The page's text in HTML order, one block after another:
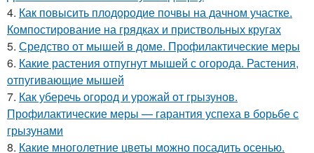
4. Как повысить плодородие почвы на дачном участке.
Компостирование на грядках и приствольных кругах
5. Средство от мышей в доме. Профилактические меры
6. Какие растения отпугнут мышей с огорода. Растения,
отпугивающие мышей
7. Как уберечь огород и урожай от грызунов.
Профилактические меры — гарантия успеха в борьбе с
грызунами
8. Какие многолетние цветы можно посадить осенью.